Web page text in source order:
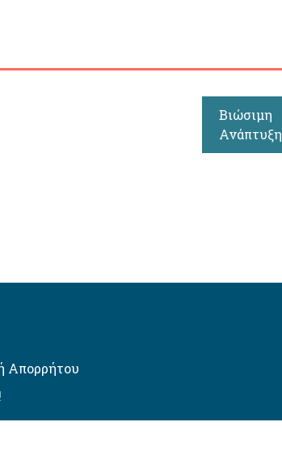
Βιώσιμη
Ανάπτυξη
Απορρήτου